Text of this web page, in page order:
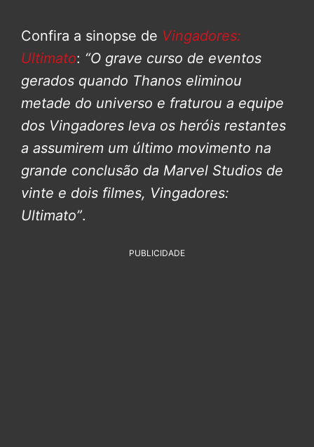
Confira a sinopse de Vingadores:
Ultimato: “O grave curso de eventos
gerados quando Thanos eliminou
metade do universo e fraturou a equipe
dos Vingadores leva os heróis restantes
a assumirem um último movimento na
grande conclusão da Marvel Studios de
vinte e dois filmes, Vingadores:
Ultimato”.
PUBLICIDADE